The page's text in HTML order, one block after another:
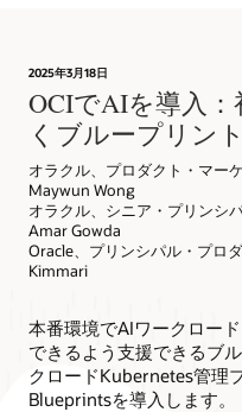
2025年3月18日
OCIでAIを導入
くブループリント
オラクル、プロダクト・マー
Maywun Wong
オラクル、シニア・プリンシ
Amar Gowda
Oracle、プリンシパル・プロ
Kimmari
本番環境でAIワークロー
できるよう支援できるブ
クロードKubernetes管理
Blueprintsを導入します。